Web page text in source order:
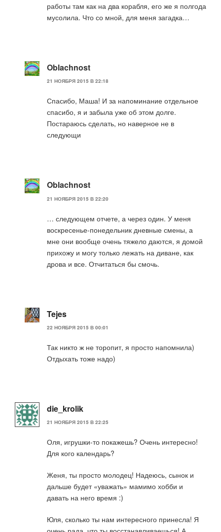
работы там как на два корабля, его же я полгода
мусолила. Что со мной, для меня загадка…
Oblachnost
21 НОЯБРЯ 2015 В 22:18
Спасибо, Маша! И за напоминание отдельное
спасибо, я и забыла уже об этом долге.
Постараюсь сделать, но наверное не в
следующи
Oblachnost
21 НОЯБРЯ 2015 В 22:20
… следующем отчете, а через один. У меня
воскресенье-понедельник дневные смены, а
мне они вообще очень тяжело даются, я домой
прихожу и могу только лежать на диване, как
дрова и все. Отчитаться бы смочь.
Tejes
22 НОЯБРЯ 2015 В 00:01
Так никто ж не торопит, я просто напомнила)
Отдыхать тоже надо)
die_krolik
21 НОЯБРЯ 2015 В 22:25
Оля, игрушки-то покажешь? Очень интересно!
Для кого календарь?
Женя, ты просто молодец! Надеюсь, сынок и
дальше будет «уважать» мамимо хобби и
давать на него время :)
Юля, сколько ты нам интересного принесла! Я